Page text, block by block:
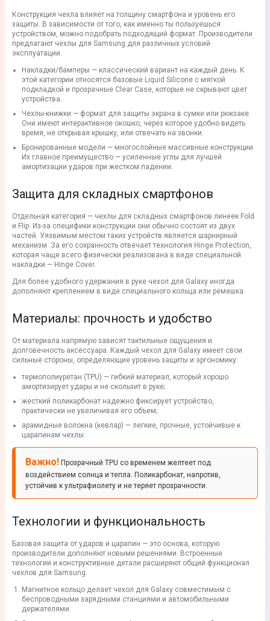
Конструкция чехла влияет на толщину смартфона и уровень его
защиты. В зависимости от того, как именно ты пользуешься
устройством, можно подобрать подходящий формат. Производители
предлагают чехлы для Samsung для различных условий
эксплуатации.
Накладки/бамперы — классический вариант на каждый день. К
этой категории относятся базовые Liquid Silicone с мягкой
подкладкой и прозрачные Clear Case, которые не скрывают цвет
устройства.
Чехлы-книжки — формат для защиты экрана в сумке или рюкзаке.
Они имеют интерактивное окошко, через которое удобно видеть
время, не открывая крышку, или отвечать на звонки.
Бронированные модели — многослойные массивные конструкции.
Их главное преимущество — усиленные углы для лучшей
амортизации ударов при жестком падении.
Защита для складных смартфонов
Отдельная категория — чехлы для складных смартфонов линеек Fold
и Flip. Из-за специфики конструкции они обычно состоят из двух
частей. Уязвимым местом таких устройств является шарнирный
механизм. За его сохранность отвечает технология Hinge Protection,
которая чаще всего физически реализована в виде специальной
накладки — Hinge Cover.
Для более удобного удержания в руке чехол для Galaxy иногда
дополняют креплением в виде специального кольца или ремешка.
Материалы: прочность и удобство
От материала напрямую зависят тактильные ощущения и
долговечность аксессуара. Каждый чехол для Galaxy имеет свои
сильные стороны, определяющие уровень защиты и эргономику:
термополиуретан (TPU) — гибкий материал, который хорошо
амортизирует удары и не скользит в руке;
жесткий поликарбонат надежно фиксирует устройство,
практически не увеличивая его объем;
арамидные волокна (кевлар) — легкие, прочные, устойчивые к
царапинам чехлы.
Важно! Прозрачный TPU со временем желтеет под
воздействием солнца и тепла. Поликарбонат, напротив,
устойчив к ультрафиолету и не теряет прозрачности.
Технологии и функциональность
Базовая защита от ударов и царапин — это основа, которую
производители дополняют новыми решениями. Встроенные
технологии и конструктивные детали расширяют общий функционал
чехлов для Samsung.
Магнитное кольцо делает чехол для Galaxy совместимым с
беспроводными зарядными станциями и автомобильными
держателями.